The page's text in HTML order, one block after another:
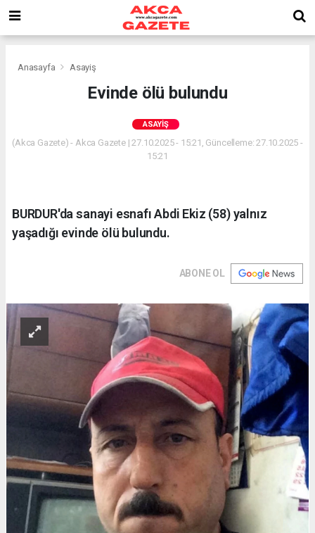
Anasayfa Asayiş
Evinde ölü bulundu
ASAYIŞ
(Akca Gazete) - Akca Gazete | 27.10.2025 - 15:21, Güncelleme: 27.10.2025 -
15:21
BURDUR'da sanayi esnafı Abdi Ekiz (58) yalnız
yaşadığı evinde ölü bulundu.
ABONE OL